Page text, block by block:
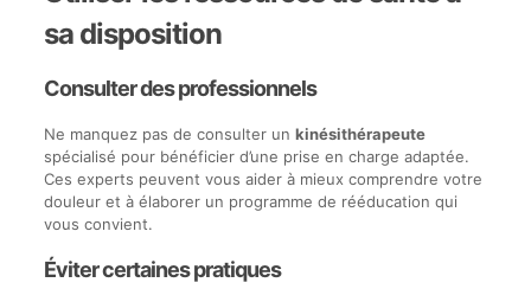
sa disposition
Consulter des professionnels
Ne manquez pas de consulter un kinésithérapeute
spécialisé pour bénéficier d’une prise en charge adaptée.
Ces experts peuvent vous aider à mieux comprendre votre
douleur et à élaborer un programme de rééducation qui
vous convient.
Éviter certaines pratiques